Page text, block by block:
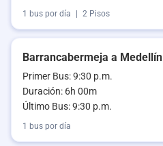
1 bus por día 2 Pisos
Barrancabermeja a Medellín
Primer Bus: 9:30 p.m.
Duración: 6h 00m
Último Bus: 9:30 p.m.
1 bus por día